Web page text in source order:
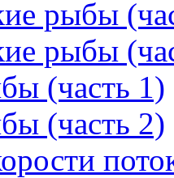
рыбы
рыбы
(часть 1)
(часть 2)